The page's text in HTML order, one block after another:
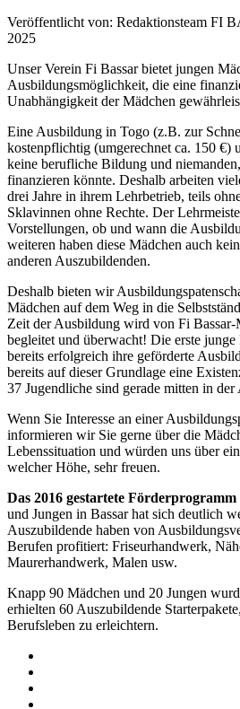
Veröffentlicht von: Redaktionsteam FI
2025
Unser Verein Fi Bassar bietet jungen
Ausbildungsmöglichkeit, die eine
Unabhängigkeit der Mädchen
Eine Ausbildung in Togo (z.B. zur
kostenpflichtig (umgerechnet ca. 150 €)
keine berufliche Bildung und
finanzieren könnte. Deshalb arbeiten
drei Jahre in ihrem Lehrbetrieb, teils
Sklavinnen ohne Rechte. Der
Vorstellungen, ob und wann die
weiteren haben diese Mädchen auch
anderen Auszubildenden.
Deshalb bieten wir
Mädchen auf dem Weg in die
Zeit der Ausbildung wird von Fi
begleitet und überwacht! Die erste
bereits erfolgreich ihre geförderte
bereits auf dieser Grundlage eine
37 Jugendliche sind gerade mitten in
Wenn Sie Interesse an einer
informieren wir Sie gerne über die
Lebenssituation und würden uns über
welcher Höhe, sehr freuen.
Das 2016 gestartete Förderprogramm
und Jungen in Bassar hat sich deutlich
Auszubildende haben von
Berufen profitiert: Friseurhandwerk,
Maurerhandwerk, Malen usw.
Knapp 90 Mädchen und 20 Jungen
erhielten 60 Auszubildende
Berufsleben zu erleichtern.